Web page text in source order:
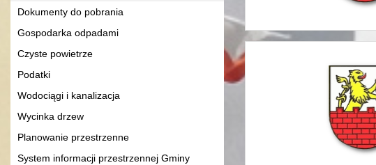
Dokumenty do pobrania
Gospodarka odpadami
Czyste powietrze
Podatki
Wodociągi i kanalizacja
Wycinka drzew
Planowanie przestrzenne
System informacji przestrzennej Gminy